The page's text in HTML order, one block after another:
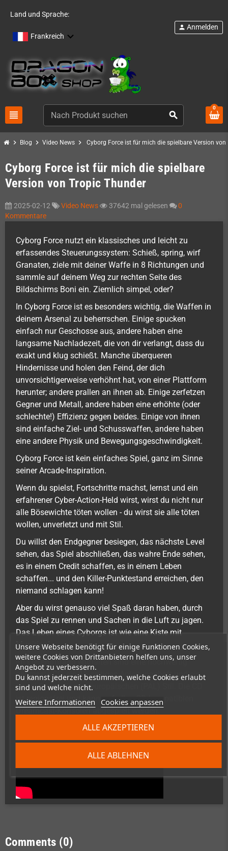
Land und Sprache:
Frankreich
view_headline search
person Anmelden
Unsere Webseite benötigt für einige Funktionen Cookies,
weitere Cookies von Drittanbietern helfen uns, unser
Angebot zu verbessern.
Du kannst jederzeit bestimmen, welche Cookies erlaubt
sind und welche nicht.
Weitere Informationen Cookies anpassen
ALLE ABLEHNEN
ALLE AKZEPTIEREN
0
chevron_right Blog chevron_right Video News chevron_right Cyborg Force ist für mich die spielbare Version von
Cyborg Force ist für mich die spielbare
Version von Tropic Thunder
2025-02-12 Video News 37642 mal gelesen
0
Kommentare
Cyborg Force nutzt ein klassisches und leicht zu
erfassendes Steuerungssystem: Schieß, spring, wirf
Granaten, ziele mit deiner Waffe in 8 Richtungen und
sammle auf deinem Weg zur rechten Seite des
Bildschirms Boni ein. Ziemlich simpel, oder?
In Cyborg Force ist es besonders wichtig, die Waffen in
deinem Arsenal zu beherrschen. Einige spucken
einfach nur Geschosse aus, andere haben eine
langsame Nachladezeit, die von dir verlangt, dass du
exakt und klug schießt. Manche überqueren
Hindernisse und holen den Feind, der dich
unvorsichtigerweise verhöhnt hat, von einer Plattform
herunter; andere prallen an ihnen ab. Einige zerfetzen
Gegner und Metall, andere haben eine erhöhte (oder
schlechte!) Effizienz gegen beides. Einige von ihnen
sind einfache Ziel- und Schusswaffen, andere haben
eine andere Physik und Bewegungsgeschwindigkeit.
Cyborg Force ist kein einfaches Spiel, ganz im Sinne
seiner Arcade-Inspiration.
Wenn du spielst, Fortschritte machst, lernst und ein
erfahrener Cyber-Action-Held wirst, wirst du nicht nur
alle Bösewichte töten wollen - du wirst sie alle töten
wollen, unverletzt und mit Stil.
Du willst den Endgegner besiegen, das nächste Level
sehen, das Spiel abschließen, das wahre Ende sehen,
es in einem Credit schaffen, es in einem Leben
schaffen... und den Killer-Punktestand erreichen, den
niemand schlagen kann!
Aber du wirst genauso viel Spaß daran haben, durch
das Spiel zu rennen und Sachen in die Luft zu jagen.
Das Leben eines Cyborgs ist wie eine Kiste mit
Munition!
Im Lieferumfang enthalten sind eine hochwertig
gepresste CD, ein 16-seitiges Anleitungsheft und ein
Jewel Case, alles im europäischen (PAL) Stil. Die CD
ist regionsfrei und kann auf allen CD-kompatiblen
Dreamcast-Konsolen abgespielt werden.
Comments (0)